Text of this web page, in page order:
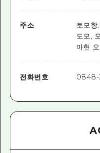
주소
토모항
도모,
마현
전화번호 0848-